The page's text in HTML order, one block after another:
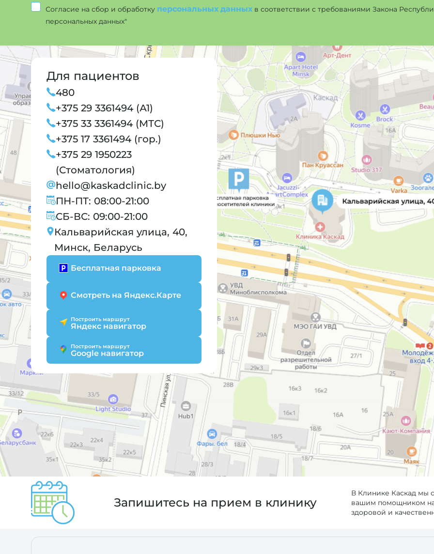
Согласие на сбор и обработку персональных данных в соответствии с требованиями Закона
персональных данных"
Для пациентов
480
+375 29 3361494 (А1)
+375 33 3361494 (МТС)
+375 17 3361494 (гор.)
+375 29 1950223
(Стоматология)
hello@kaskadclinic.by
ПН-ПТ: 08:00-21:00
СБ-ВС: 09:00-21:00
Кальварийская улица, 40,
Минск, Беларусь
Бесплатная парковка
Смотреть на Яндекс.Карте
Построить маршрут
Яндекс навигатор
Построить маршрут
Google навигатор
Запишитесь на прием в клинику
В Клинике Каскад мы
вашим помощником на
здоровой и